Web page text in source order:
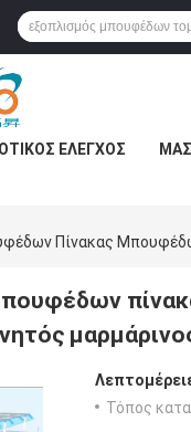
ΈΛΕΓΧΟΣ
Πίνακας
Τόπος